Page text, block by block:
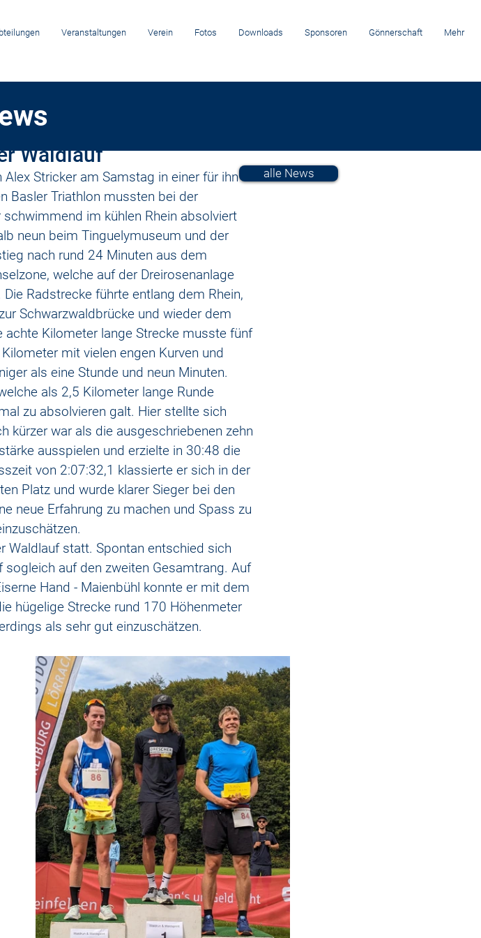
Veranstaltungen Verein Fotos Downloads Sponsoren Gönnerschaft Mehr
Waldlauf
Stricker am Samstag in einer für ihn
Basler Triathlon mussten bei der
im kühlen Rhein absolviert
neun beim Tinguelymuseum und der
nach rund 24 Minuten aus dem
welche auf der Dreirosenanlage
Radstrecke führte entlang dem Rhein,
Schwarzwaldbrücke und wieder dem
achte Kilometer lange Strecke musste fünf
mit vielen engen Kurven und
als eine Stunde und neun Minuten.
als 2,5 Kilometer lange Runde
zu absolvieren galt. Hier stellte sich
kürzer war als die ausgeschriebenen zehn
ausspielen und erzielte in 30:48 die
von 2:07:32,1 klassierte er sich in der
Platz und wurde klarer Sieger bei den
neue Erfahrung zu machen und Spass zu
Waldlauf statt. Spontan entschied sich
sogleich auf den zweiten Gesamtrang. Auf
Hand - Maienbühl konnte er mit dem
hügelige Strecke rund 170 Höhenmeter
als sehr gut einzuschätzen.
alle News